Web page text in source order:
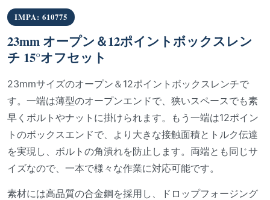
IMPA: 610775
23mm オープン＆12ポイントボックスレン
チ 15°オフセット
23mmサイズのオープン＆12ポイントボックスレンチで
す。一端は薄型のオープンエンドで、狭いスペースでも素
早くボルトやナットに掛けられます。もう一端は12ポイン
トのボックスエンドで、より大きな接触面積とトルク伝達
を実現し、ボルトの角潰れを防止します。両端とも同じサ
イズなので、一本で様々な作業に対応可能です。
素材には高品質の合金鋼を採用し、ドロップフォージング